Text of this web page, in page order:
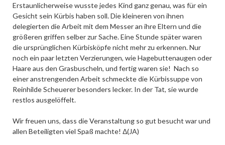
Erstaunlicherweise wusste jedes Kind ganz genau, was für ein
Gesicht sein Kürbis haben soll. Die kleineren von ihnen
delegierten die Arbeit mit dem Messer an ihre Eltern und die
größeren griffen selber zur Sache. Eine Stunde später waren
die ursprünglichen Kürbisköpfe nicht mehr zu erkennen. Nur
noch ein paar letzten Verzierungen, wie Hagebuttenaugen oder
Haare aus den Grasbuscheln, und fertig waren sie! Nach so
einer anstrengenden Arbeit schmeckte die Kürbissuppe von
Reinhilde Scheuerer besonders lecker. In der Tat, sie wurde
restlos ausgelöffelt.
Wir freuen uns, dass die Veranstaltung so gut besucht war und
allen Beteiligten viel Spaß machte! Δ(JA)